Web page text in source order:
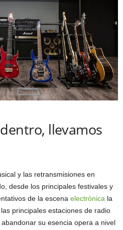
llevamos
y las retransmisiones en
desde los principales festivales y
de la escena electrónica la
principales estaciones de radio
su esencia opera a nivel